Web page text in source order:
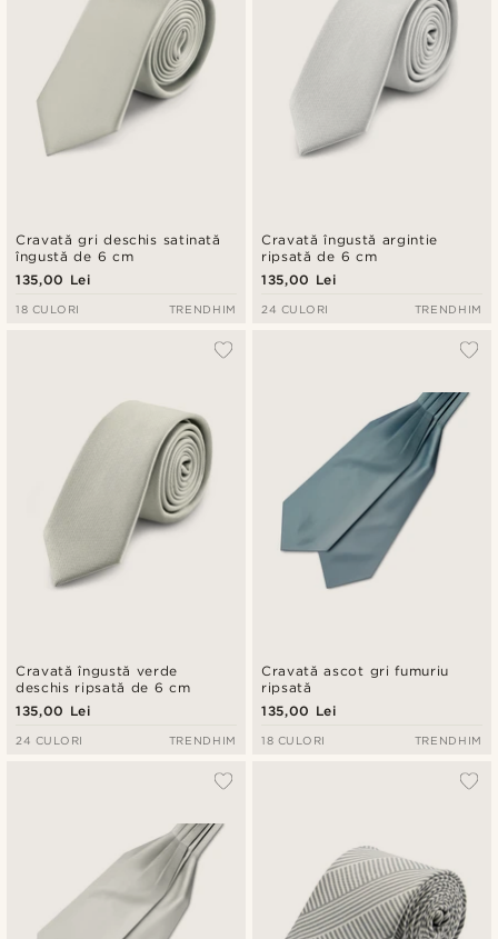
Cravată gri deschis satinată
îngustă de 6 cm
135,00 Lei
18 CULORI TRENDHIM
Cravată îngustă argintie
ripsată de 6 cm
135,00 Lei
24 CULORI TRENDHIM
Cravată îngustă verde
deschis ripsată de 6 cm
135,00 Lei
24 CULORI TRENDHIM
Cravată ascot gri fumuriu
ripsată
135,00 Lei
18 CULORI TRENDHIM